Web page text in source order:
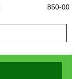
850-00